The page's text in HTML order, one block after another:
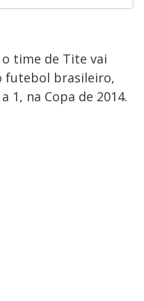
time de Tite vai
futebol brasileiro,
1, na Copa de 2014.